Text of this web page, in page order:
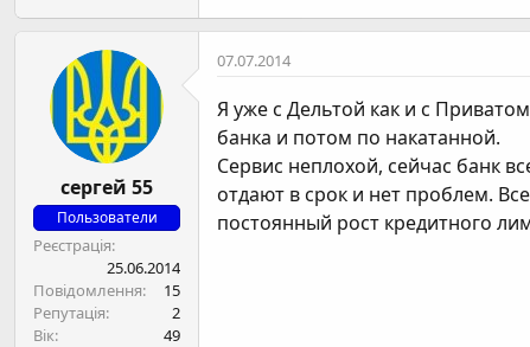
сергей 55
Пользователи
Реєстрація
25.06.2014
Повідомлення
15
Репутація
2
Вік
49
07.07.2014
Я уже с Дельтой как и с
банка и потом по накатанной.
Сервис неплохой, сейчас банк
отдают в срок и нет проблем.
постоянный рост кредитного